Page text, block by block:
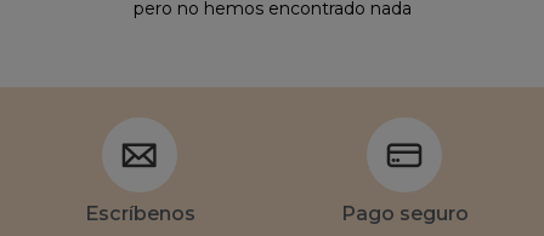
pero no hemos encontrado nada
Escríbenos Pago seguro